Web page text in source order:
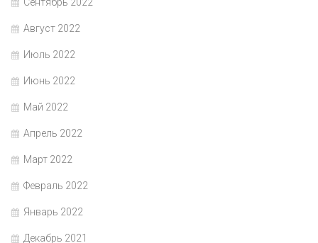
Август 2022
Июль 2022
Июнь 2022
Май 2022
Апрель 2022
Март 2022
Февраль 2022
Январь 2022
Декабрь 2021